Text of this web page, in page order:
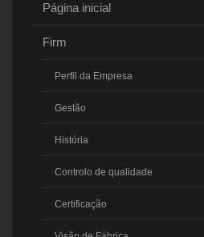
Página inicial
Firm
Perfil da Empresa
Gestão
História
Controlo de qualidade
Certificação